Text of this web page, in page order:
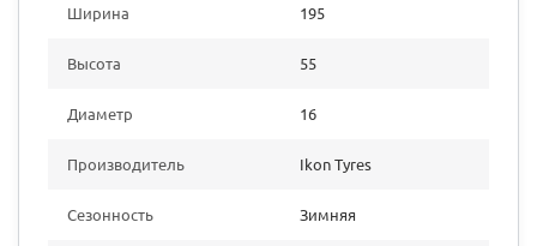
Ширина 195
Высота 55
Диаметр 16
Производитель Ikon Tyres
Сезонность Зимняя